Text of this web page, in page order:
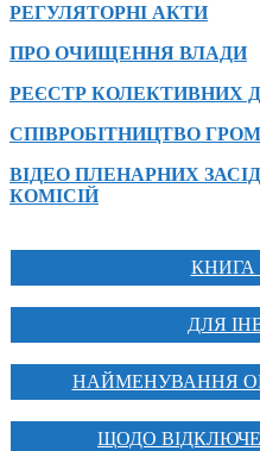
РЕГУЛЯТОРНІ АКТИ
ПРО ОЧИЩЕННЯ ВЛАДИ
РЕЄСТР КОЛЕКТИВНИХ
СПІВРОБІТНИЦТВО
ВІДЕО ПЛЕНАРНИХ
КОМІСІЙ
КНИГА
ДЛЯ
НАЙМЕНУВАННЯ
ЩОДО